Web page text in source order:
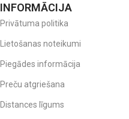
INFORMĀCIJA
Privātuma politika
Lietošanas noteikumi
Piegādes informācija
Preču atgriešana
Distances līgums